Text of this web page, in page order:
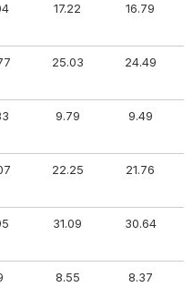
17.22 16.79
25.03 24.49
9.79 9.49
22.25 21.76
31.09 30.64
8.55 8.37